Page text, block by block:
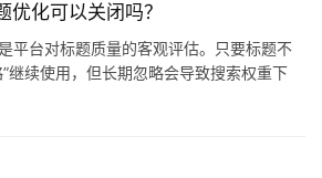
化可以关闭吗？
平台对标题质量的客观评估。只要标题不
继续使用，但长期忽略会导致搜索权重下